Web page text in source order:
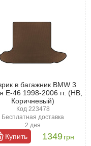
в багажник BMW 3
E-46 1998-2006 гг. (HB,
Коричневый)
Код 223478
Бесплатная доставка
2 дня
Купить 1349грн